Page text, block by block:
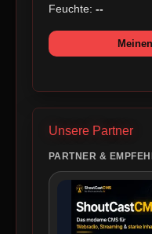
Feuchte: --
Unsere Partner
PARTNER &